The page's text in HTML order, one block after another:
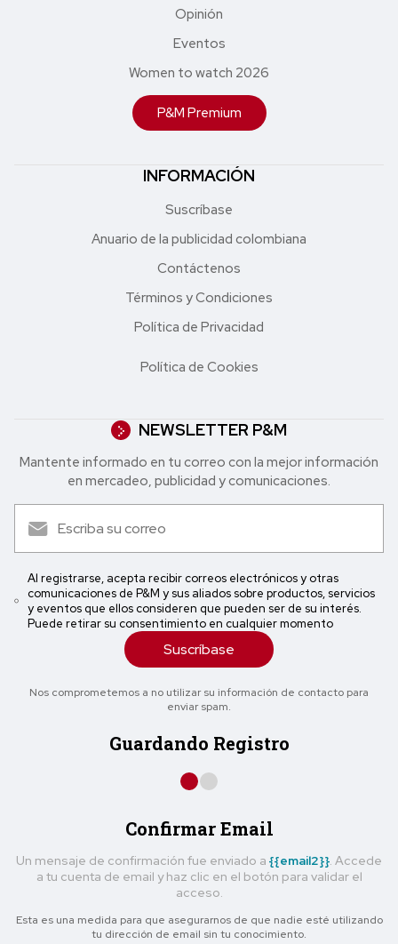
Opinión
Eventos
Women to watch 2026
P&M Premium
INFORMACIÓN
Suscríbase
Anuario de la publicidad colombiana
Contáctenos
Términos y Condiciones
Política de Privacidad
Política de Cookies
NEWSLETTER P&M
Mantente informado en tu correo con la mejor in formación
en mercadeo, publicidad y comunicaciones.
Al registrarse, acepta recibir correos electrónicos y otras
comunicaciones de P&M y sus aliados sobre productos, servicios
y eventos que ellos consideren que pueden ser de su interés.
Puede retirar su consentimiento en cualquier momento
Suscríbase
Nos comprometemos a no utilizar su información de contacto para
enviar spam.
Guardando Registro
Confirmar Email
Un mensaje de confirmación fue enviado a {{email2}} . Accede
a tu cuenta de email y haz clic en el botón para validar el
acceso.
Esta es una medida para que asegurarnos de que nadie esté utilizando
tu dirección de email sin tu conocimiento.